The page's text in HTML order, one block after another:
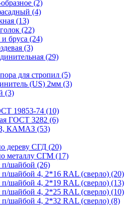
(2)
(4)
(13)
(22)
бруса (24)
(3)
(29)
для стропил (5)
(US) 2мм (3)
(3)
19853-74 (10)
ГОСТ 3282 (6)
КАМАЗ (53)
дереву СГД (20)
металлу СГМ (17)
п/шайбой (26)
п/шайбой 4, 2*16 RAL (сверло) (20)
п/шайбой 4, 2*19 RAL (сверло) (13)
п/шайбой 4, 2*25 RAL (сверло) (10)
п/шайбой 4, 2*32 RAL (сверло) (8)